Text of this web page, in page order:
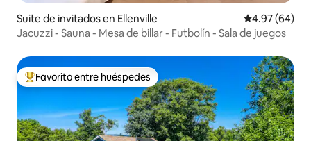
Suite de invitados en Ellenville Calificación
4.97 (64)
Jacuzzi - Sauna - Mesa de billar - Futbolín - Sala de juegos
Favorito entre huéspedes preferido
Favorito entre huéspedes